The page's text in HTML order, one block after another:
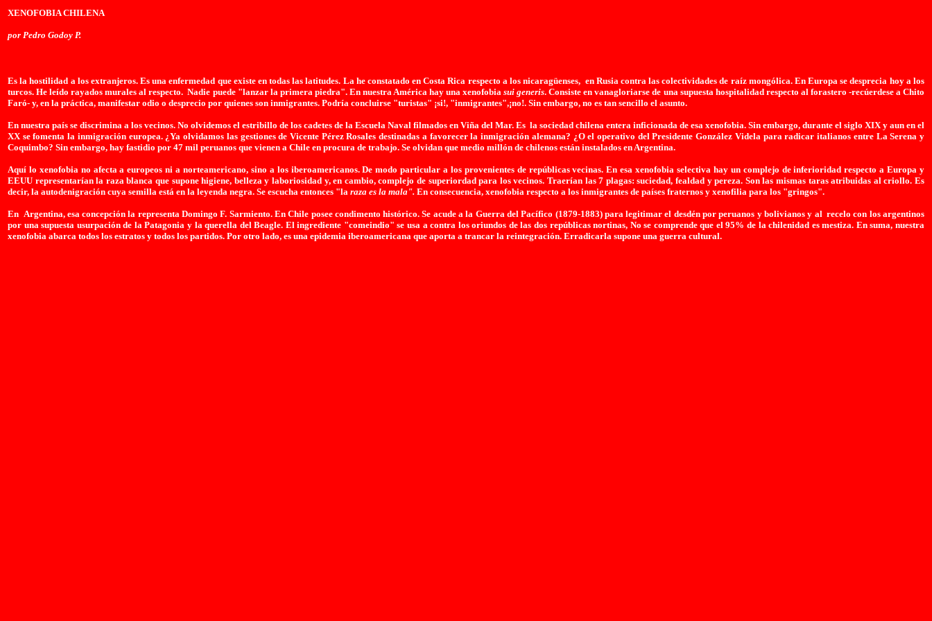
XENOFOBIA CHILENA
por Pedro Godoy P.
Es la hostilidad a los extranjeros. Es una enfermedad que existe en todas las latitudes. La he constatado en Costa Rica respecto a los nicaragüenses, en Rusia contra las colectividades de raíz mongólica. En Europa se desprecia hoy a los
turcos. He leído rayados murales al respecto. Nadie puede "lanzar la primera piedra". En nuestra América hay una xenofobia sui generis. Consiste en vanagloriarse de una supuesta hospitalidad respecto al forastero -recúerdese a Chito
Faró- y, en la práctica, manifestar odio o desprecio por quienes son inmigrantes. Podría concluirse "turistas" ¡si!, "inmigrantes",¡no!. Sin embargo, no es tan sencillo el asunto.
En nuestra país se discrimina a los vecinos. No olvidemos el estribillo de los cadetes de la Escuela Naval filmados en Viña del Mar. Es la sociedad chilena entera inficionada de esa xenofobia. Sin embargo, durante el siglo XIX y aun en el
XX se fomenta la inmigración europea. ¿Ya olvidamos las gestiones de Vicente Pérez Rosales destinadas a favorecer la inmigración alemana? ¿O el operativo del Presidente González Videla para radicar italianos entre La Serena y
Coquimbo? Sin embargo, hay fastidio por 47 mil peruanos que vienen a Chile en procura de trabajo. Se olvidan que medio millón de chilenos están instalados en Argentina.
Aquí lo xenofobia no afecta a europeos ni a norteamericano, sino a los iberoamericanos. De modo particular a los provenientes de repúblicas vecinas. En esa xenofobia selectiva hay un complejo de inferioridad respecto a Europa y
EEUU representarían la raza blanca que supone higiene, belleza y laboriosidad y, en cambio, complejo de superiordad para los vecinos. Traerían las 7 plagas: suciedad, fealdad y pereza. Son las mismas taras atribuidas al criollo. Es
decir, la autodenigración cuya semilla está en la leyenda negra. Se escucha entonces "la raza es la mala". En consecuencia, xenofobia respecto a los inmigrantes de países fraternos y xenofilia para los "gringos".
En Argentina, esa concepción la representa Domingo F. Sarmiento. En Chile posee condimento histórico. Se acude a la Guerra del Pacífico (1879-1883) para legitimar el desdén por peruanos y bolivianos y al recelo con los argentinos
por una supuesta usurpación de la Patagonia y la querella del Beagle. El ingrediente "comeindio" se usa a contra los oriundos de las dos repúblicas nortinas, No se comprende que el 95% de la chilenidad es mestiza. En suma, nuestra
xenofobia abarca todos los estratos y todos los partidos. Por otro lado, es una epidemia iberoamericana que aporta a trancar la reintegración. Erradicarla supone una guerra cultural.